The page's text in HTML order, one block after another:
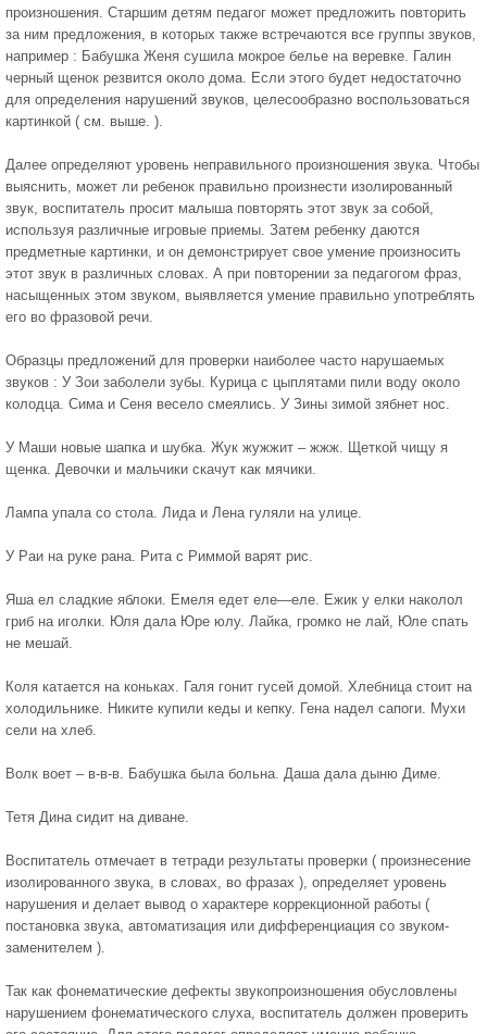
произношения. Старшим детям педагог может предложить повторить
за ним предложения, в которых также встречаются все группы звуков,
например : Бабушка Женя сушила мокрое белье на веревке. Галин
черный щенок резвится около дома. Если этого будет недостаточно
для определения нарушений звуков, целесообразно воспользоваться
картинкой ( см. выше. ).
Далее определяют уровень неправильного произношения звука. Чтобы
выяснить, может ли ребенок правильно произнести изолированный
звук, воспитатель просит малыша повторять этот звук за собой,
используя различные игровые приемы. Затем ребенку даются
предметные картинки, и он демонстрирует свое умение произносить
этот звук в различных словах. А при повторении за педагогом фраз,
насыщенных этом звуком, выявляется умение правильно употреблять
его во фразовой речи.
Образцы предложений для проверки наиболее часто нарушаемых
звуков : У Зои заболели зубы. Курица с цыплятами пили воду около
колодца. Сима и Сеня весело смеялись. У Зины зимой зябнет нос.
У Маши новые шапка и шубка. Жук жужжит – жжж. Щеткой чищу я
щенка. Девочки и мальчики скачут как мячики.
Лампа упала со стола. Лида и Лена гуляли на улице.
У Раи на руке рана. Рита с Риммой варят рис.
Яша ел сладкие яблоки. Емеля едет еле—еле. Ежик у елки наколол
гриб на иголки. Юля дала Юре юлу. Лайка, громко не лай, Юле спать
не мешай.
Коля катается на коньках. Галя гонит гусей домой. Хлебница стоит на
холодильнике. Никите купили кеды и кепку. Гена надел сапоги. Мухи
сели на хлеб.
Волк воет – в-в-в. Бабушка была больна. Даша дала дыню Диме.
Тетя Дина сидит на диване.
Воспитатель отмечает в тетради результаты проверки ( произнесение
изолированного звука, в словах, во фразах ), определяет уровень
нарушения и делает вывод о характере коррекционной работы (
постановка звука, автоматизация или дифференциация со звуком-
заменителем ).
Так как фонематические дефекты звукопроизношения обусловлены
нарушением фонематического слуха, воспитатель должен проверить